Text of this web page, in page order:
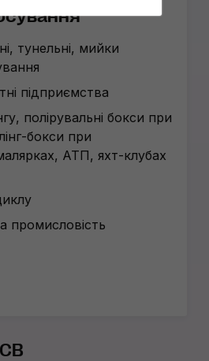
тунельні, мийки
підприємства
полірувальні бокси при
бокси при
АТП, яхт-клубах
промисловість